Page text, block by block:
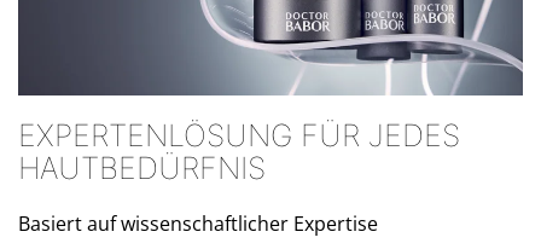
EXPERTENLÖSUNG FÜR JEDES
HAUTBEDÜRFNIS
Basiert auf wissenschaftlicher Expertise